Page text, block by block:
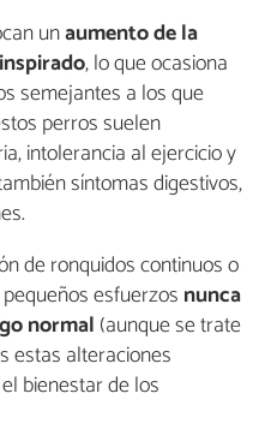
unaumento de la
, lo que ocasiona
semejantes a los que
perros suelen
intolerancia al ejercicio y
síntomas digestivos,
de ronquidos continuos o
esfuerzos nunca
normal (aunque se trate
estas alteraciones
bienestar de los